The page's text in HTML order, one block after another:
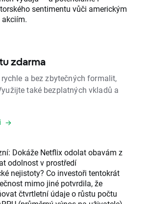
sentimentu vůči americkým
zdarma
a bez zbytečných formalit,
také bezplatných vkladů a
Dokáže Netflix odolat obavám z
odolnost v prostředí
nejistoty? Co investoři tentokrát
mimo jiné potvrdila, že
čtvrtletní údaje o růstu počtu